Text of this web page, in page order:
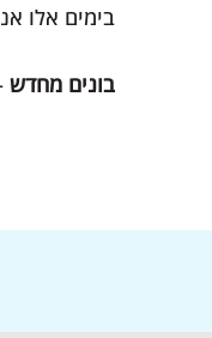
בימים אלו
בונים מחדש